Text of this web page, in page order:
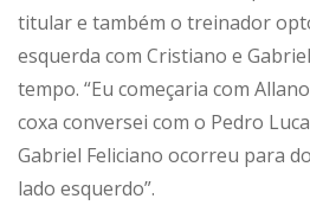
titular e também o treinador
esquerda com Cristiano e
tempo. “Eu começaria com
coxa conversei com o Pedro
Gabriel Feliciano ocorreu para
lado esquerdo”.